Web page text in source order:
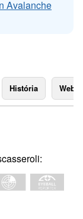
Avalanche
História